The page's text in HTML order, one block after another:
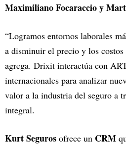
Maximiliano Focaraccio y
“Logramos entornos laborales
a disminuir el precio y los costos
agrega. Drixit interactúa con
internacionales para analizar
valor a la industria del seguro a
integral.
Kurt Seguros ofrece un CRM